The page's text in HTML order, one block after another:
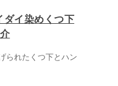
イ染めくつ下
られたくつ下とハン